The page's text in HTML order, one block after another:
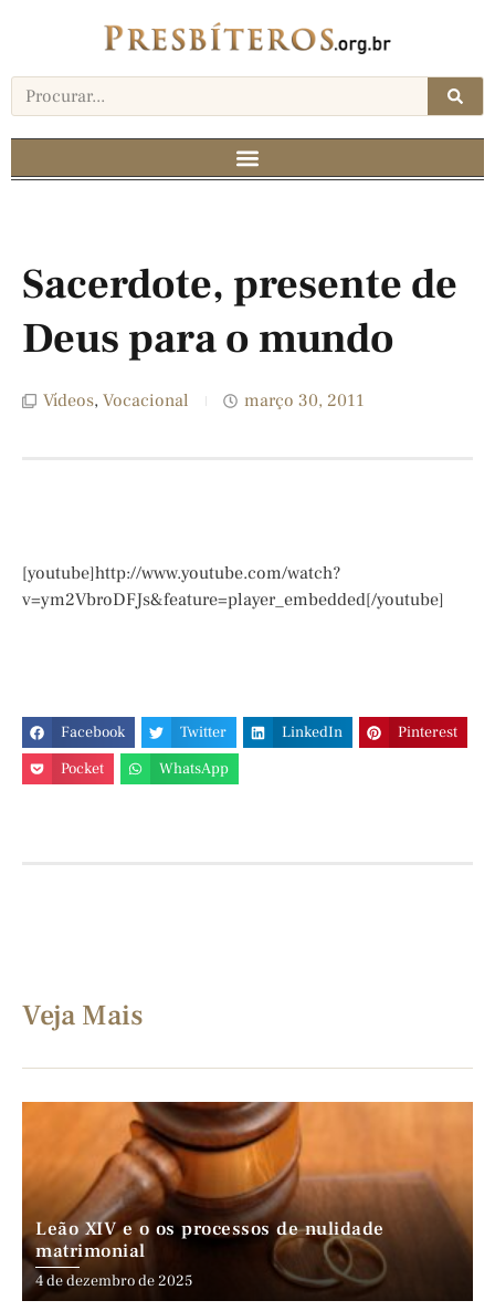
Sacerdote, presente de
Deus para o mundo
Vídeos, Vocacional março 30, 2011
[youtube]http://www.youtube.com/watch?
v=ym2VbroDFJs&feature=player_embedded[/youtube]
Facebook Twitter LinkedIn
Pinterest
Pocket
WhatsApp
Veja Mais
Leão XIV e o os processos de nulidade
matrimonial
4 de dezembro de 2025